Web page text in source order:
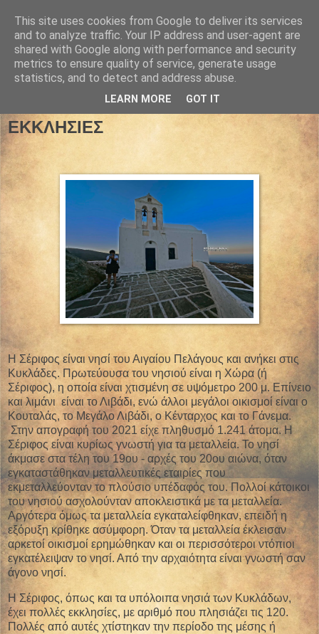
01 Ιουλίου 2025
ΚΥΚΛΑΔΕΣ- ΣΕΡΙΦΟΣ ΤΟ
ΠΑΝΕΜΟΡΦΟ ΝΗΣΙ ΜΕ ΤΙΣ 120
ΕΚΚΛΗΣΙΕΣ
Η Σέριφος είναι νησί του Αιγαίου Πελάγους και ανήκει στις
Κυκλάδες. Πρωτεύουσα του νησιού είναι η Χώρα (ή
Σέριφος), η οποία είναι χτισμένη σε υψόμετρο 200 μ. Επίνειο
και λιμάνι είναι το Λιβάδι, ενώ άλλοι μεγάλοι οικισμοί είναι ο
Κουταλάς, το Μεγάλο Λιβάδι, ο Κένταρχος και το Γάνεμα.
Στην απογραφή του 2021 είχε πληθυσμό 1.241 άτομα. Η
Σέριφος είναι κυρίως γνωστή για τα μεταλλεία. Το νησί
άκμασε στα τέλη του 19ου - αρχές του 20ου αιώνα, όταν
εγκαταστάθηκαν μεταλλευτικές εταιρίες που
εκμεταλλεύονταν το πλούσιο υπέδαφός του. Πολλοί κάτοικοι
του νησιού ασχολούνταν αποκλειστικά με τα μεταλλεία.
Αργότερα όμως τα μεταλλεία εγκαταλείφθηκαν, επειδή η
εξόρυξη κρίθηκε ασύμφορη. Όταν τα μεταλλεία έκλεισαν
αρκετοί οικισμοί ερημώθηκαν και οι περισσότεροι ντόπιοι
εγκατέλειψαν το νησί. Από την αρχαιότητα είναι γνωστή σαν
άγονο νησί.
Η Σέριφος, όπως και τα υπόλοιπα νησιά των Κυκλάδων,
έχει πολλές εκκλησίες, με αριθμό που πλησιάζει τις 120.
Πολλές από αυτές χτίστηκαν την περίοδο της μέσης ή
This site uses cookies from Google to deliver its services
and to analyze traffic. Your IP address and user-agent are
shared with Google along with performance and security
metrics to ensure quality of service, generate usage
statistics, and to detect and address abuse.
LEARN MORE GOT IT